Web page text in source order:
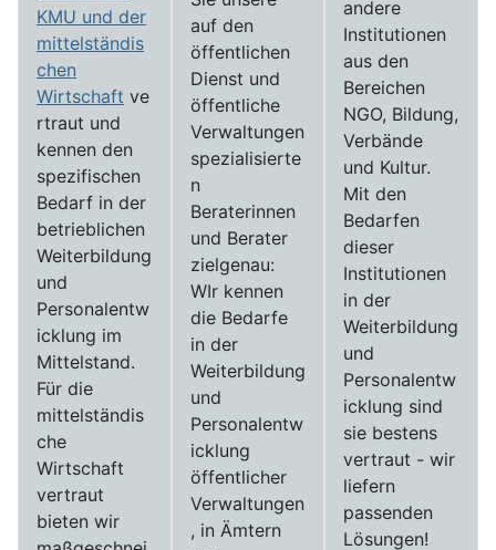
KMU und der
mittelständis
chen
Wirtschaft ve
rtraut und
kennen den
spezifischen
Bedarf in der
betrieblichen
Weiterbildung
und
Personalentw
icklung im
Mittelstand.
Für die
mittelständis
che
Wirtschaft
vertraut
bieten wir
auf den
öffentlichen
Dienst und
öffentliche
Verwaltungen
spezialisierte
n
Beraterinnen
und Berater
zielgenau:
WIr kennen
die Bedarfe
in der
Weiterbildung
und
Personalentw
icklung
öffentlicher
Verwaltungen
, in Ämtern
andere
Institutionen
aus den
Bereichen
NGO, Bildung,
Verbände
und Kultur.
Mit den
Bedarfen
dieser
Institutionen
in der
Weiterbildung
und
Personalentw
icklung sind
sie bestens
vertraut - wir
liefern
passenden
Lösungen!